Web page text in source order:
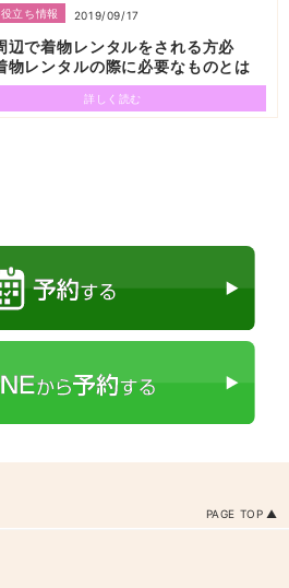
立ち情報 2019/09/17
辺で着物レンタルをされる方必
物レンタルの際に必要なものとは
詳しく読む
PAGE TOP